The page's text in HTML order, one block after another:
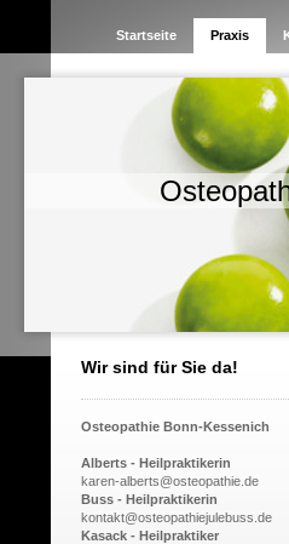
Startseite Praxis
Wir sind für Sie da!
Osteopathie Bonn-Kessenich
Alberts - Heilpraktikerin
karen-alberts@osteopathie.de
Buss - Heilpraktikerin
kontakt@osteopathiejulebuss.de
Kasack - Heilpraktiker